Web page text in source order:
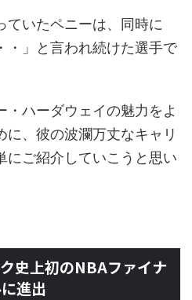
ていたペニーは、同時に
・」と言われ続けた選手で
・ハーダウェイの魅力をよ
に、彼の波瀾万丈なキャリ
にご紹介していこうと思い
史上初のNBAファイナ
進出